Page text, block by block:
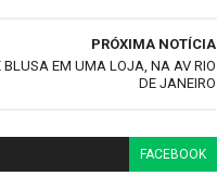
PRÓXIMA NOTÍCIA
BLUSA EM UMA LOJA, NA AV RIO
DE JANEIRO
FACEBOOK